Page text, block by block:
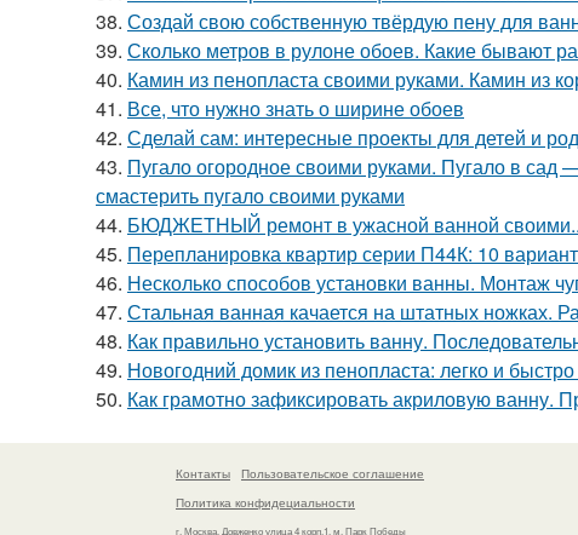
38. Создай свою собственную твёрдую пену для
39. Сколько метров в рулоне обоев. Какие бывают
40. Камин из пенопласта своими руками. Камин из
41. Все, что нужно знать о ширине обоев
42. Сделай сам: интересные проекты для детей и
43. Пугало огородное своими руками. Пугало в сад
смастерить пугало своими руками
44. БЮДЖЕТНЫЙ ремонт в ужасной ванной своими..
45. Перепланировка квартир серии П44К: 10
46. Несколько способов установки ванны. Монтаж
47. Стальная ванная качается на штатных ножках.
48. Как правильно установить ванну.
49. Новогодний домик из пенопласта: легко и
50. Как грамотно зафиксировать акриловую ванну.
Контакты
Пользовательское соглашение
Политика конфидециальности
г. Москва, Довженко улица 4 корп.1, м. Парк Победы